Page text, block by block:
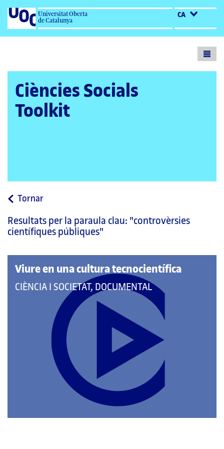
Universitat Oberta
de Catalunya
CA
Ciències Socials
Toolkit
Tornara
pàgina
principal
Resultats per la paraula clau: "controvèrsies
científiques públiques"
Viure en una cultura tecnocientífica
QUE
CATEGORIES:
CIÈNCIA I SOCIETAT, DOCUMENTAL